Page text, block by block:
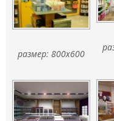
размер: 800x600